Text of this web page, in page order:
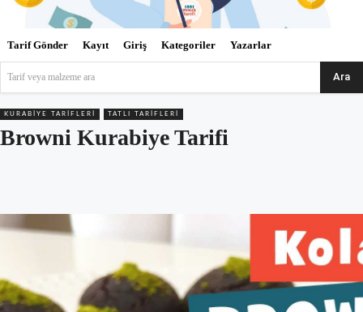
Tarif Gönder Kayıt Giriş Kategoriler Yazarlar
Tarif veya malzeme ara Ara
KURABIYE TARIFLERI TATLI TARIFLERI
Browni Kurabiye Tarifi